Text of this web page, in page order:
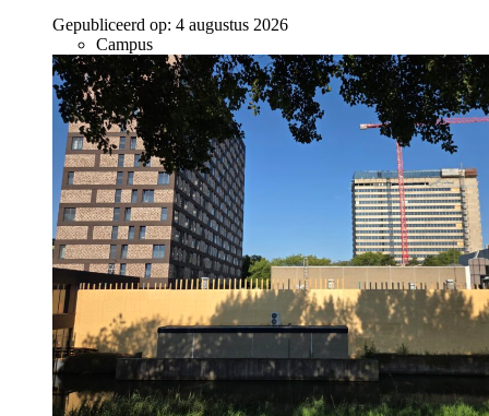
Gepubliceerd op: 4 augustus 2026
Campus